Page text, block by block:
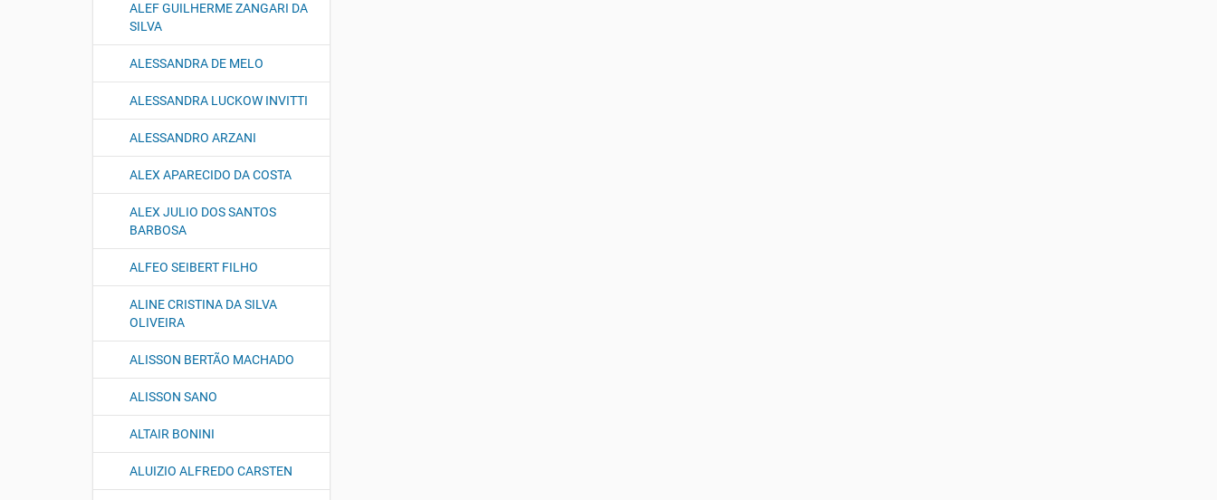
ALEF GUILHERME ZANGARI DA
SILVA
ALESSANDRA DE MELO
ALESSANDRA LUCKOW INVITTI
ALESSANDRO ARZANI
ALEX APARECIDO DA COSTA
ALEX JULIO DOS SANTOS
BARBOSA
ALFEO SEIBERT FILHO
ALINE CRISTINA DA SILVA
OLIVEIRA
ALISSON BERTÃO MACHADO
ALISSON SANO
ALTAIR BONINI
ALUIZIO ALFREDO CARSTEN